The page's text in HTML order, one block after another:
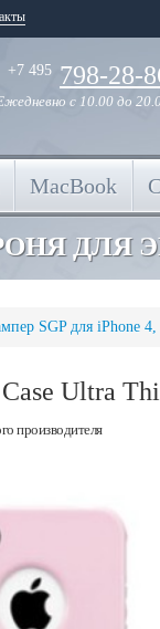
+7 495 798-28-
с 10.00 до
MacBook
ДЛЯ
SGP для iPhone 4,
Ultra
производителя